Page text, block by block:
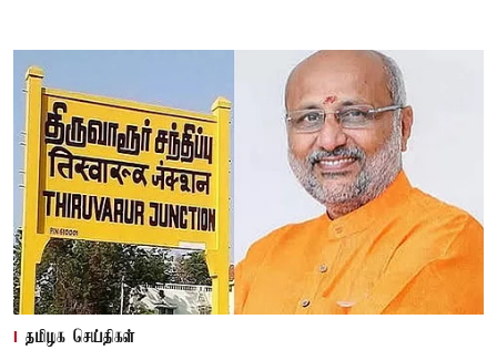
தமிழக செய்திகள்